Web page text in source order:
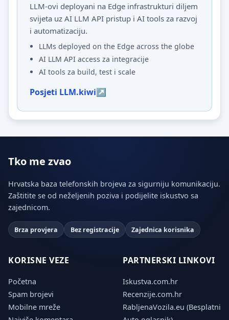
LLM-ovi deployani na Edge infrastrukturi diljem
svijeta uz AI LLM API pristup i AI tools za razvoj
i automatizaciju.
LLMs deployed on the Edge across the globe
AI LLM API access za integracije
AI tools za build, test i scale
Posjeti LLM.kiwi
Tko me zvao
Hrvatska baza telefonskih brojeva za sigurniju komunikaciju.
Zaštitite se od neželjenih poziva i podijelite iskustvo sa
zajednicom.
Brza provjera Bez registracije Zajednica korisnika
KORISNE VEZE
Početna
Spam brojevi
Mobilne mreže
PARTNERSKI LINKOVI
Iskustva.com.hr
Recenzije.com.hr
RabljenaVozila.eu (Besplatni